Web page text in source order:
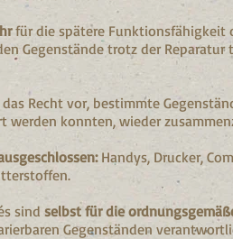
für die spätere Funktionsfähigkeit
Gegenstände trotz der
Recht vor, bestimmte
werden konnten, wieder
Handys, Drucker,
sind selbst für die
Gegenständen